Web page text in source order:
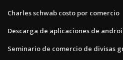
Charles schwab costo por comercio
Descarga de aplicaciones de
Seminario de comercio de divisas